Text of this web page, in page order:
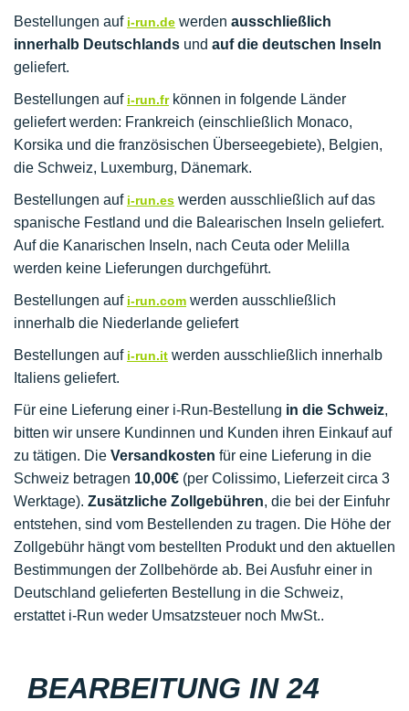
Bestellungen auf i-run.de werden ausschließlich
innerhalb Deutschlands und auf die deutschen Inseln
geliefert.
Bestellungen auf i-run.frkönnen in folgende Länder
geliefert werden: Frankreich (einschließlich Monaco,
Korsika und die französischen Überseegebiete), Belgien,
die Schweiz, Luxemburg, Dänemark.
Bestellungen auf i-run.es werden ausschließlich auf das
spanische Festland und die Balearischen Inseln geliefert.
Auf die Kanarischen Inseln, nach Ceuta oder Melilla
werden keine Lieferungen durchgeführt.
Bestellungen auf i-run.com werden ausschließlich
innerhalb die Niederlande geliefert
Bestellungen auf i-run.it werden ausschließlich innerhalb
Italiens geliefert.
Für eine Lieferung einer i-Run-Bestellung in die Schweiz,
bitten wir unsere Kundinnen und Kunden ihren Einkauf auf
zu tätigen. Die Versandkosten für eine Lieferung in die
Schweiz betragen 10,00€ (per Colissimo, Lieferzeit circa 3
Werktage). Zusätzliche Zollgebühren, die bei der Einfuhr
entstehen, sind vom Bestellenden zu tragen. Die Höhe der
Zollgebühr hängt vom bestellten Produkt und den aktuellen
Bestimmungen der Zollbehörde ab. Bei Ausfuhr einer in
Deutschland gelieferten Bestellung in die Schweiz,
erstattet i-Run weder Umsatzsteuer noch MwSt..
BEARBEITUNG IN 24